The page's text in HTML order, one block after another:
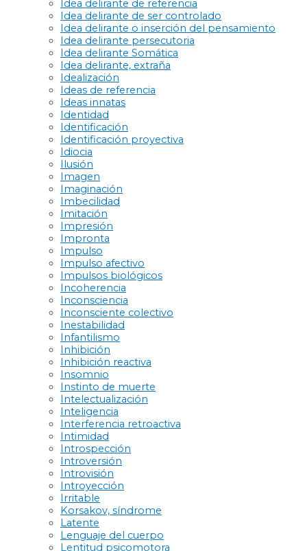
Idea delirante de referencia
Idea delirante de ser controlado
Idea delirante o inserción del pensamiento
Idea delirante persecutoria
Idea delirante Somática
Idea delirante, extraña
Idealización
Ideas de referencia
Ideas innatas
Identidad
Identificación
Identificación proyectiva
Idiocia
Ilusión
Imagen
Imaginación
Imbecilidad
Imitación
Impresión
Impronta
Impulso
Impulso afectivo
Impulsos biológicos
Incoherencia
Inconsciencia
Inconsciente colectivo
Inestabilidad
Infantilismo
Inhibición
Inhibición reactiva
Insomnio
Instinto de muerte
Intelectualización
Inteligencia
Interferencia retroactiva
Intimidad
Introspección
Introversión
Introvisión
Introyección
Irritable
Korsakov, síndrome
Latente
Lenguaje del cuerpo
Lentitud psicomotora